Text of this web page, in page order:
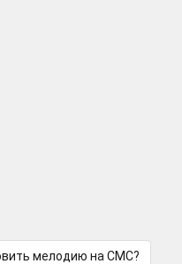
мелодию на СМС?